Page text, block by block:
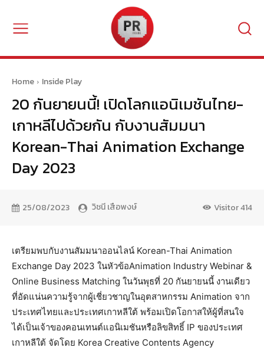
Home Inside Play
20 กันยายนนี้! เปิดโลกแอนิเมชันไทย-
เกาหลีไปด้วยกัน กับงานสัมมนา
Korean-Thai Animation Exchange
Day 2023
25/08/2023 วิชนี เสือพงษ์ Visitor414
เตรียมพบกับงานสัมมนาออนไลน์ Korean-Thai Animation
Exchange Day 2023 ในหัวข้อAnimation Industry Webinar &
Online Business Matching ในวันพุธที่ 20 กันยายนนี้ งานเดียว
ที่อัดแน่นความรู้จากผู้เชี่ยวชาญในอุตสาหกรรม Animation จาก
ประเทศไทยและประเทศเกาหลีใต้ พร้อมเปิดโอกาสให้ผู้ที่สนใจ
ได้เป็นเจ้าของคอนเทนต์แอนิเมชันหรือลิขสิทธิ์ IP ของประเทศ
เกาหลีใต้ จัดโดย Korea Creative Contents Agency